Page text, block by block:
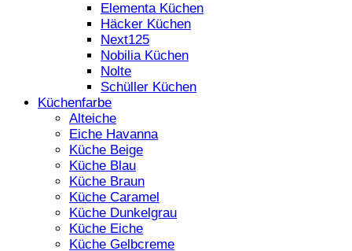
Elementa Küchen
Häcker Küchen
Next125
Nobilia Küchen
Nolte
Schüller Küchen
Küchenfarbe
Alteiche
Eiche Havanna
Küche Beige
Küche Blau
Küche Braun
Küche Caramel
Küche Dunkelgrau
Küche Eiche
Küche Gelbcreme